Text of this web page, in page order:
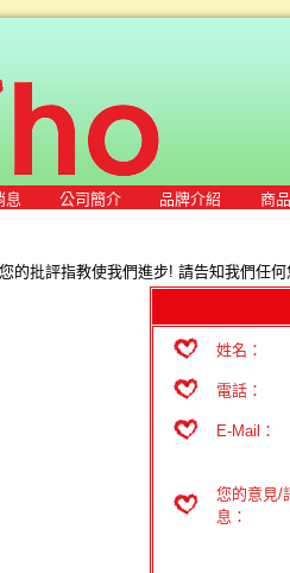
息 公司簡介 品牌介紹 商
您的批評指教使我們進步! 請告知我們任
姓名：
電話：
E-Mail：
您的意見/
息：